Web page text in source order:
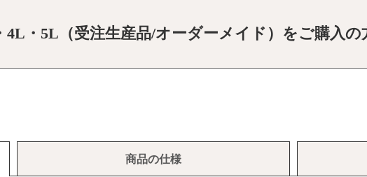
・5L（受注生産品/オーダーメイド）をご購入の
商品の仕様